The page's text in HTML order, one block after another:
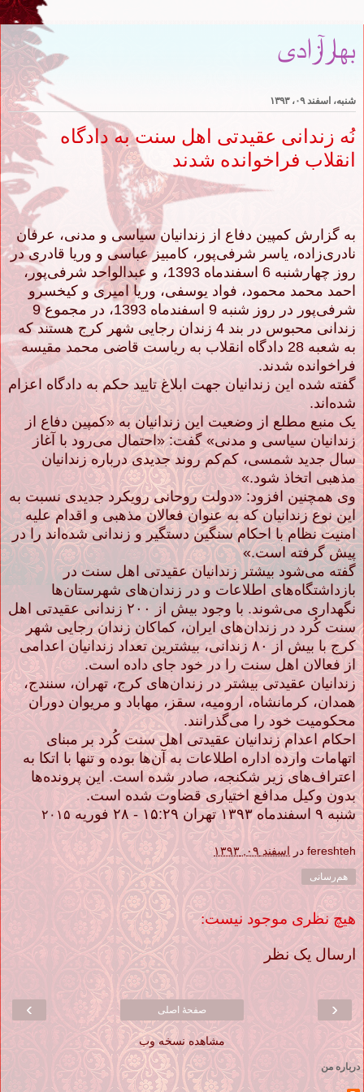
بهارآزادی
شنبه، اسفند ۰۹، ۱۳۹۳
نُه زندانی عقیدتی اهل سنت به دادگاه
انقلاب فراخوانده شدند
به گزارش کمپین دفاع از زندانیان سیاسی و مدنی، عرفان
نادری‌زاده، یاسر شرفی‌پور، کامبیز عباسی و وریا قادری در
روز چهارشنبه 6 اسفندماه 1393، و عبدالواحد شرفی‌پور،
احمد محمد محمود، فواد یوسفی، وریا امیری و کیخسرو
شرفی‌پور در روز شنبه 9
اسفندماه 1393، در مجموع 9
زندانی محبوس در بند 4 زندان رجایی شهر کرج هستند که
به شعبه 28 دادگاه انقلاب به ریاست قاضی محمد مقیسه
فراخوانده شدند.
گفته شده این زندانیان ﺟﻬﺖ ﺍﺑﻼﻍ ﺗﺎﯾﯿﺪ ﺣﮑﻢ ﺑﻪ ﺩﺍﺩﮔﺎﻩ اعزام
شده‌اند.
یک منبع مطلع از وضعیت این زندانیان به «کمپین دفاع از
زندانیان سیاسی و مدنی» گفت: «احتمال می‌رود با آغاز
سال جدید شمسی، کم‌کم روند جدیدی درباره زندانیان
مذهبی اتخاذ شود.»
وی همچنین افزود: «ﺩﻭﻟﺖ روحانی ﺭﻭﯾﮑﺮﺩ ﺟﺪﯾﺪﯼ ﻧﺴﺒﺖ ﺑﻪ
ﺍﯾﻦ ﻧﻮﻉ ﺯﻧﺪﺍﻧﯿﺎﻥ ﮐﻪ ﺑﻪ ﻋﻨﻮﺍﻥ ﻓﻌﺎﻻﻥ ﻣﺬﻫﺒﯽ ﻭ ﺍﻗﺪﺍﻡ ﻋﻠﯿﻪ
ﺍﻣﻨﯿﺖ ﻧﻈﺎﻡ ﺑﺎ ﺍﺣﮑﺎﻡ ﺳﻨﮕﯿﻦ ﺩﺳﺘﮕﯿﺮ ﻭ ﺯﻧﺪﺍﻧﯽ ﺷﺪﻩﺍﻧﺪ ﺭﺍ در
پیش گرفته است.»
گفته می‌شود بیشتر زندانیان عقیدتی اهل سنت در
بازداشتگاه‌های اطلاعات و در زندان‌های شهرستان‌ها
نگهداری می‌شوند. با وجود بیش از ۲۰۰ زندانی عقیدتی اهل
سنت کُرد در زندان‌های ایران، کماکان زندان رجایی شهر
کرج با بیش از ۸۰ زندانی، بیشترین تعداد زندانیان اعدامی
از فعالان اهل سنت را در خود جای داده است.
زندانیان عقیدتی بیشتر در زندان‌های کرج، تهران، سنندج،
همدان، کرمانشاه، ارومیه، سقز، مهاباد و مریوان دوران
محکومیت خود را می‌گذرانند.
احکام اعدام زندانیان عقیدتی اهل سنت کُرد بر مبنای
اتهامات وارده اداره اطلاعات به آن‌ها بوده و تنها با اتکا به
اعتراف‌های زیر شکنجه، صادر شده است. این پرونده‌ها
بدون وکیل مدافع اختیاری قضاوت شده است.
شنبه ۹ اسفندماه ۱۳۹۳ تهران ۱۵:۲۹ - ۲۸ فوریه
۲۰۱۵
fereshteh در اسفند ۰۹, ۱۳۹۳
هم‌رسانی
هیچ نظری موجود نیست:
ارسال یک نظر
‹
› صفحهٔ اصلی
مشاهده نسخه وب
درباره من